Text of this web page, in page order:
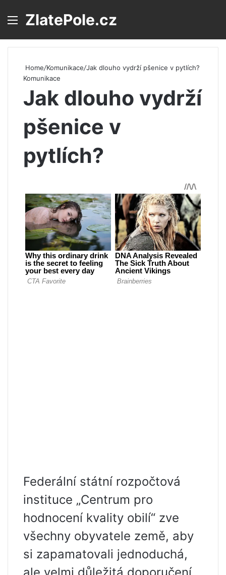
Menu
ZlatePole.cz
Home/Komunikace/Jak dlouho vydrží pšenice v pytlích?
Komunikace
Jak dlouho vydrží
pšenice v
pytlích?
Federální státní rozpočtová
instituce „Centrum pro
hodnocení kvality obilí“ zve
všechny obyvatele země, aby
si zapamatovali jednoduchá,